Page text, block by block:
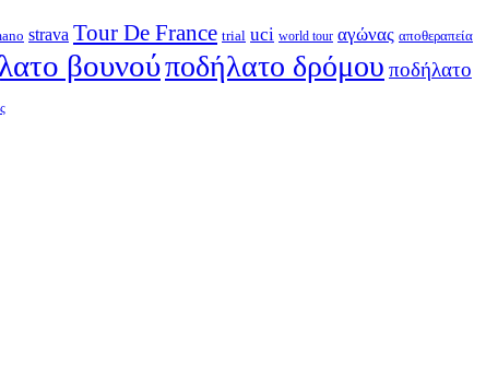
strava Tour De France trial uci world tour αγώνας αποθεραπεία
βουνούποδήλατο δρόμου ποδήλατο